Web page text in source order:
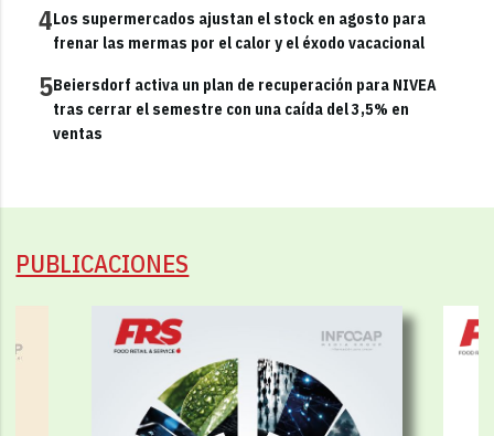
4Los supermercados ajustan el stock en agosto para
frenar las mermas por el calor y el éxodo vacacional
5Beiersdorf activa un plan de recuperación para NIVEA
tras cerrar el semestre con una caída del 3,5% en
ventas
PUBLICACIONES